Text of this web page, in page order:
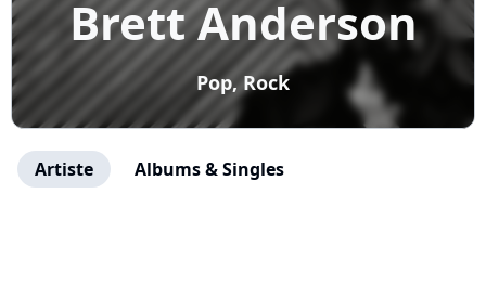
Brett Anderson
Pop, Rock
Artiste Albums & Singles